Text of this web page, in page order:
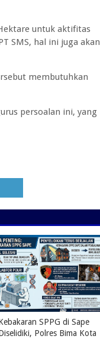
untuk aktifitas
SMS, hal ini juga akan
membutuhkan
persoalan ini, yang
SPPG di Sape
Polres Bima Kota